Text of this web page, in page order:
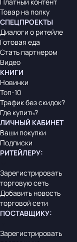
Платный контент
Товар на полку
СПЕЦПРОЕКТЫ
Диалоги о ритейле
Готовая еда
Стать партнером
Видео
КНИГИ
Новинки
Топ-10
Трафик без скидок?
Где купить?
ЛИЧНЫЙ КАБИНЕТ
Ваши покупки
Подписки
РИТЕЙЛЕРУ:
Зарегистрировать
торговую сеть
Добавить новость
торговой сети
ПОСТАВЩИКУ:
Зарегистрировать